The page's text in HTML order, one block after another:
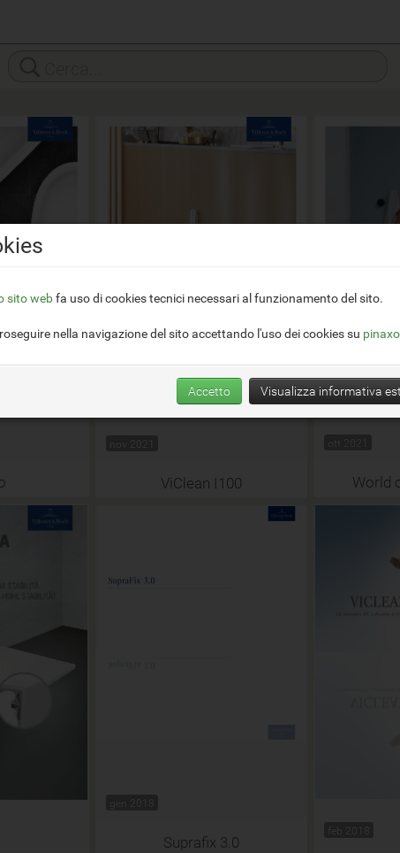
nov 2021
ViClean I100
ott 2021
World
feb 2018
gen 2018
Suprafix 3.0
sito webfa uso di cookies tecnici necessari al funzionamento del sito.
nella navigazione del sito accettando l'uso dei cookies su
Accetto Visualizza informativa